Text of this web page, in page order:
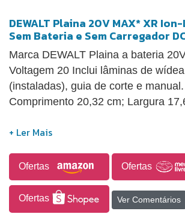
DEWALT Plaina 20V MAX* XR
Sem Bateria e Sem Carregador
Marca DEWALT Plaina a bateria
Voltagem 20 Inclui lâminas de
(instaladas), guia de corte e
Comprimento 20,32 cm; Largura
Ofertas Ofertas
Ofertas Ver Comentários